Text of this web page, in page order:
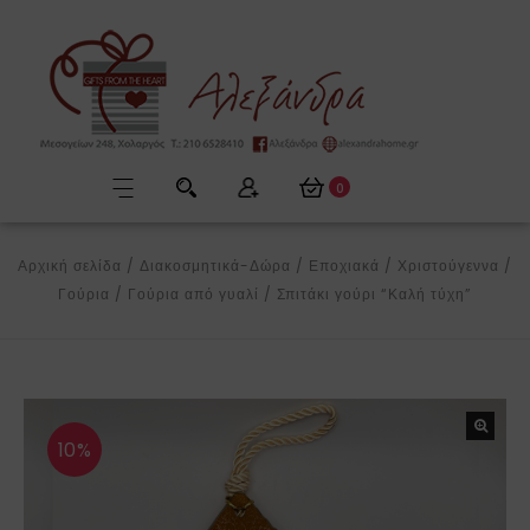
0
Αρχική σελίδα / Διακοσμητικά-Δώρα / Εποχιακά / Χριστούγεννα /
Γούρια / Γούρια από γυαλί / Σπιτάκι γούρι “Καλή τύχη”
10%